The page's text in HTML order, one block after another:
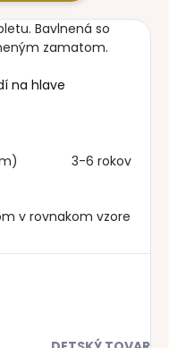
Bavlnená so
zamatom.
na hlave
47cm) 3-6 rokov
v rovnakom vzore